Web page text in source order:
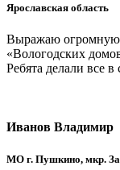
Ярославская область
Выражаю огромную
«Вологодских
Ребята делали все в
Иванов Владимир
МО г. Пушкино, мкр.